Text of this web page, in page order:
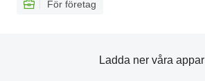
För företag
Ladda ner våra appar